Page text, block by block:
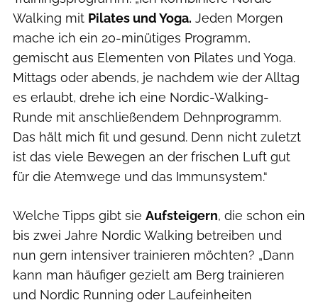
Walking mit Pilates und Yoga. Jeden Morgen
mache ich ein 20-minütiges Programm,
gemischt aus Elementen von Pilates und Yoga.
Mittags oder abends, je nachdem wie der Alltag
es erlaubt, drehe ich eine Nordic-Walking-
Runde mit anschließendem Dehnprogramm.
Das hält mich fit und gesund. Denn nicht zuletzt
ist das viele Bewegen an der frischen Luft gut
für die Atemwege und das Immunsystem.“
Welche Tipps gibt sie Aufsteigern, die schon ein
bis zwei Jahre Nordic Walking betreiben und
nun gern intensiver trainieren möchten? „Dann
kann man häufiger gezielt am Berg trainieren
und Nordic Running oder Laufeinheiten